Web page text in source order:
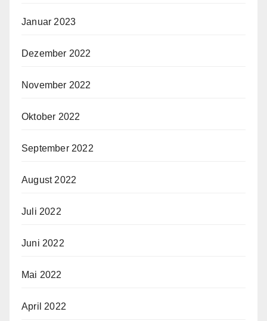
Januar 2023
Dezember 2022
November 2022
Oktober 2022
September 2022
August 2022
Juli 2022
Juni 2022
Mai 2022
April 2022